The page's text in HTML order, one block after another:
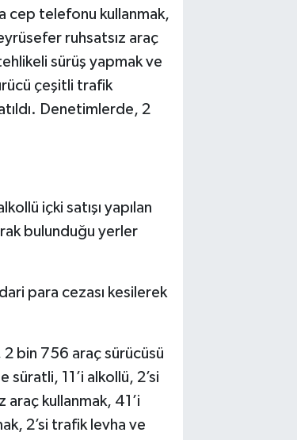
cep telefonu kullanmak,
ruhsatsız araç
sürüş yapmak ve
çeşitli trafik
Denetimlerde, 2
içki satışı yapılan
bulunduğu yerler
para cezası kesilerek
bin 756 araç sürücüsü
süratli, 11’i alkollü, 2’si
araç kullanmak, 41’i
2’si trafik levha ve